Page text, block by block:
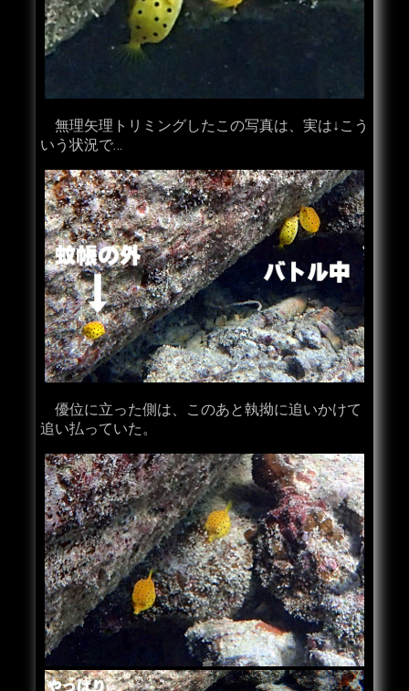
無理矢理トリミングしたこの写真は、実は↓こう
いう状況で…
優位に立った側は、このあと執拗に追いかけて
追い払っていた。